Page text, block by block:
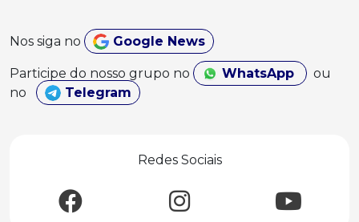
Nos siga no Google News
Participe do nosso grupo no WhatsApp
ou
no
Telegram
Redes Sociais